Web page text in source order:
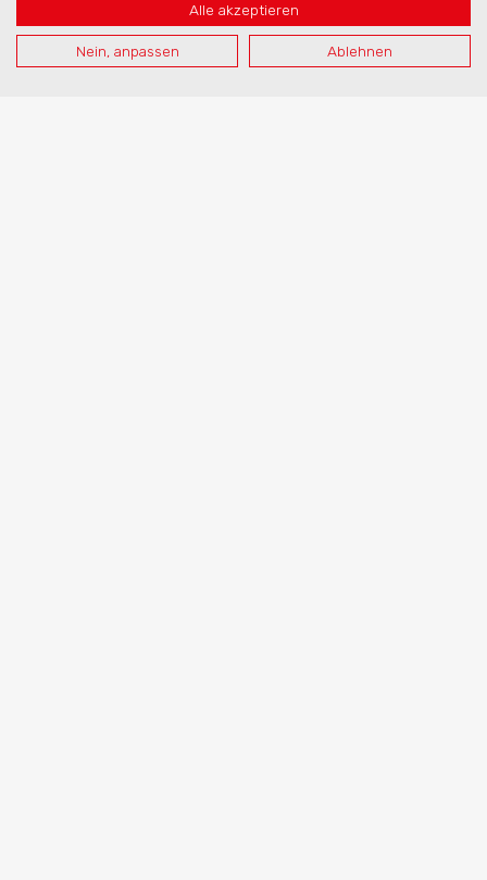
Alle akzeptieren
Nein, anpassen Ablehnen